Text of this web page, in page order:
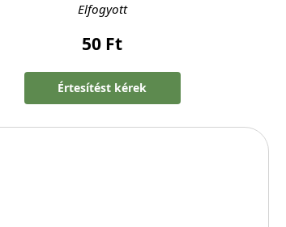
Elfogyott
50 Ft
Értesítést kérek